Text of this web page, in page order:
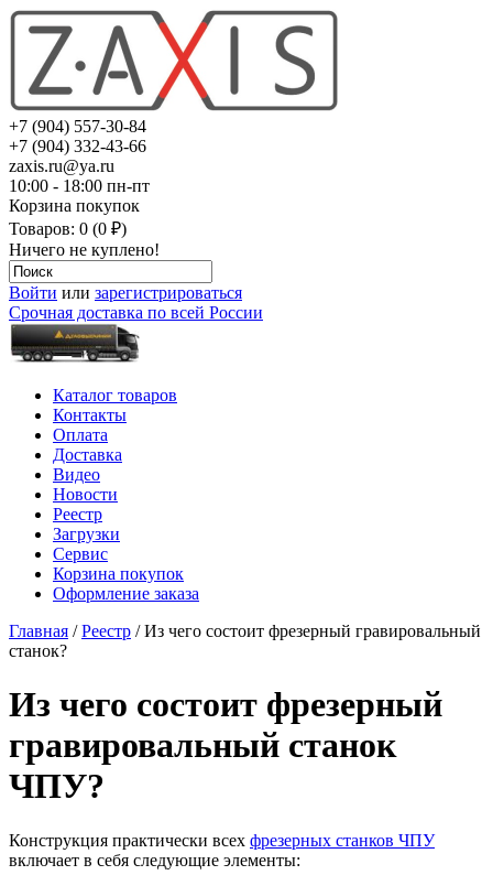
+7 (904) 557-30-84
+7 (904) 332-43-66
zaxis.ru@ya.ru
10:00 - 18:00 пн-пт
Корзина покупок
Товаров: 0 (0 ₽)
Ничего не куплено!
Войти или зарегистрироваться
Срочная доставка по всей России
Каталог товаров
Контакты
Оплата
Доставка
Видео
Новости
Реестр
Загрузки
Сервис
Корзина покупок
Оформление заказа
Главная /Реестр / Из чего состоит фрезерный гравировальный
станок?
Из чего состоит фрезерный
гравировальный станок
ЧПУ?
Конструкция практически всех фрезерных станков ЧПУ
включает в себя следующие элементы: